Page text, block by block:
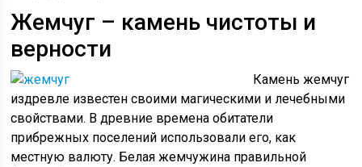
Жемчуг – камень чистоты и
верности
Камень жемчуг
издревле известен своими магическими и лечебными
свойствами. В древние времена обитатели
прибрежных поселений использовали его, как
местную валюту. Белая жемчужина правильной